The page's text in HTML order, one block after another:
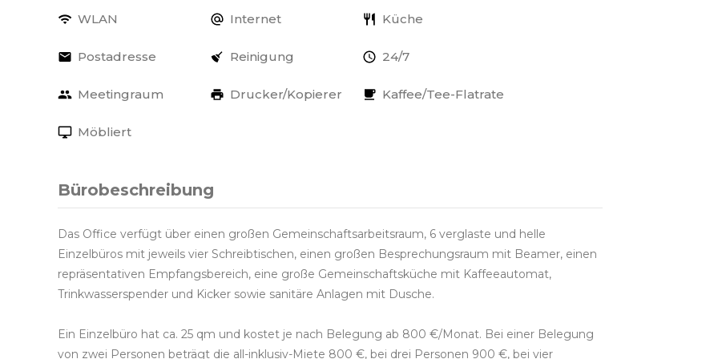
WLAN Internet Küche
Postadresse Reinigung 24/7
Meetingraum Drucker/Kopierer Kaffee/Tee-Flatrate
Möbliert
Bürobeschreibung
Das Office verfügt über einen großen Gemeinschaftsarbeitsraum, 6 verglaste und helle
Einzelbüros mit jeweils vier Schreibtischen, einen großen Besprechungsraum mit Beamer, einen
repräsentativen Empfangsbereich, eine große Gemeinschaftsküche mit Kaffeeautomat,
Trinkwasserspender und Kicker sowie sanitäre Anlagen mit Dusche.
Ein Einzelbüro hat ca. 25 qm und kostet je nach Belegung ab 800 €/Monat. Bei einer Belegung
von zwei Personen beträgt die all-inklusiv-Miete 800 €, bei drei Personen 900 €, bei vier